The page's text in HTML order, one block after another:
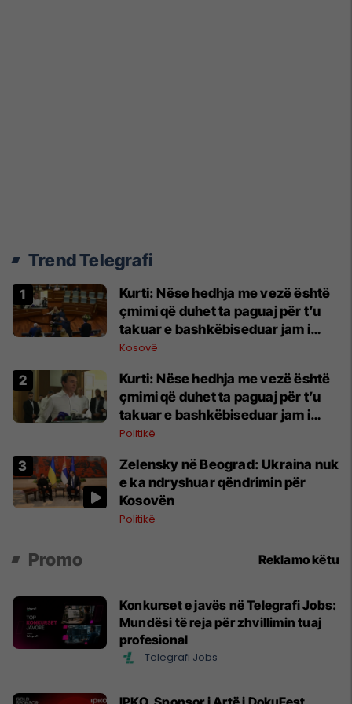
Trend Telegrafi
Kurti: Nëse hedhja me vezë është
çmimi që duhet ta paguaj për t’u
takuar e bashkëbiseduar jam i
lumtur ta bëj këtë
Kosovë
Kurti: Nëse hedhja me vezë është
çmimi që duhet ta paguaj për t’u
takuar e bashkëbiseduar jam i
lumtur ta bëj këtë
Politikë
Zelensky në Beograd: Ukraina nuk
e ka ndryshuar qëndrimin për
Kosovën
Politikë
Promo Reklamo këtu
Konkurset e javës në Telegrafi Jobs:
Mundësi të reja për zhvillimin tuaj
profesional
Telegrafi Jobs